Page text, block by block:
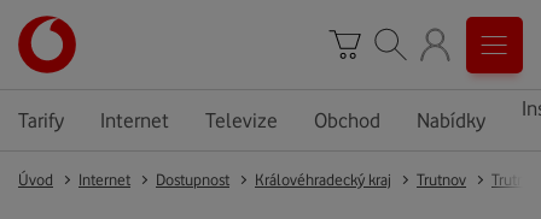
Tarify Internet Televize Obchod Nabídky
Úvod Internet Dostupnost Královéhradecký kraj Trutnov Trutnov